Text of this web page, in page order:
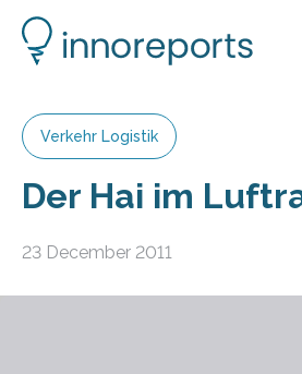
Verkehr Logistik
Der Hai im
23 December 2011